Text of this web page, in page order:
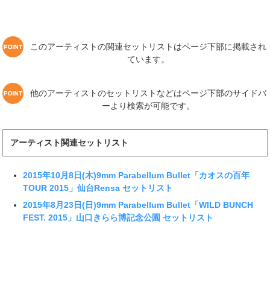
このアーティストの関連セットリストはページ下部に掲載され
ています。
他のアーティストのセットリストなどはページ下部のサイドバ
ーより検索が可能です。
アーティスト関連セットリスト
2015年10月8日(木)9mm Parabellum Bullet「カオスの百年
TOUR 2015」仙台Rensa セットリスト
2015年8月23日(日)9mm Parabellum Bullet「WILD BUNCH
FEST. 2015」山口きらら博記念公園 セットリスト